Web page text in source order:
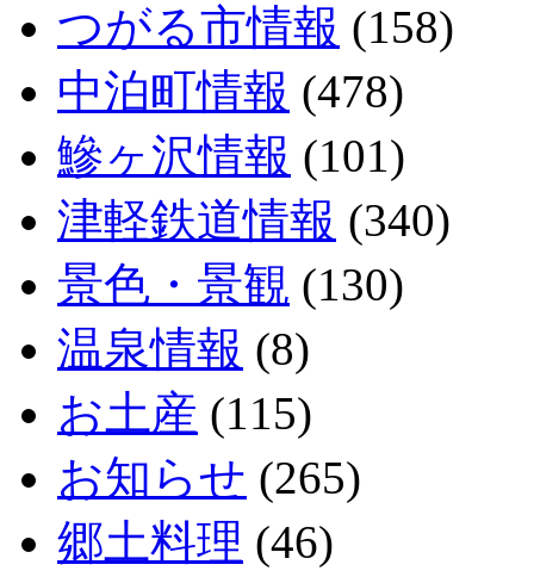
つがる市情報 (158)
中泊町情報 (478)
鰺ヶ沢情報 (101)
津軽鉄道情報 (340)
景色・景観 (130)
温泉情報 (8)
お土産 (115)
お知らせ (265)
郷土料理 (46)